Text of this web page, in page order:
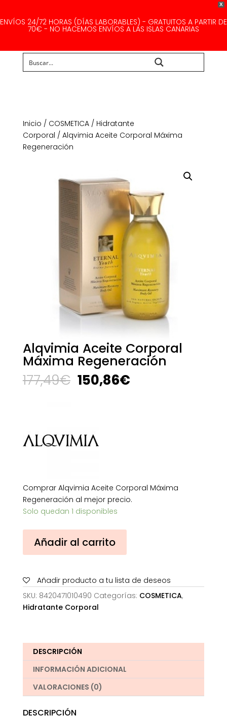
X
ENVÍOS 24/72 HORAS (DÍAS LABORABLES) - GRATUITOS A PARTIR DE
70€ - NO HACEMOS ENVÍOS A LAS ISLAS CANARIAS
Inicio / COSMETICA/ Hidratante
Corporal / Alqvimia Aceite Corporal Máxima
Regeneración
Alqvimia Aceite Corporal
Máxima Regeneración
177,49€ El
precio
150,86€El
Comprar Alqvimia Aceite Corporal Máxima
Regeneración al mejor precio.
Solo quedan 1 disponibles
Aceite
Corporal
Regeneración
cantidad
Añadir al carrito
Añadir producto a tu lista de deseos
SKU: 8420471010490 Categorías: COSMETICA,
Hidratante Corporal
DESCRIPCIÓN
INFORMACIÓN ADICIONAL
VALORACIONES (0)
DESCRIPCIÓN